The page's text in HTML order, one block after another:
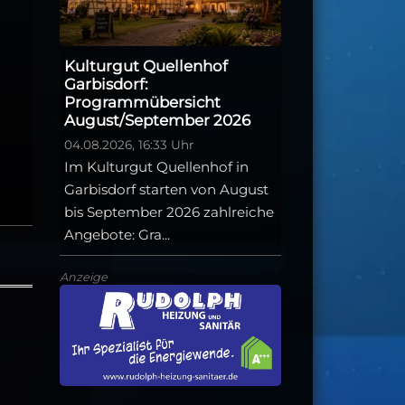
Kulturgut Quellenhof
Garbisdorf:
Programmübersicht
August/September 2026
04.08.2026, 16:33 Uhr
Im Kulturgut Quellenhof in
Garbisdorf starten von August
bis September 2026 zahlreiche
Angebote: Gra...
Anzeige